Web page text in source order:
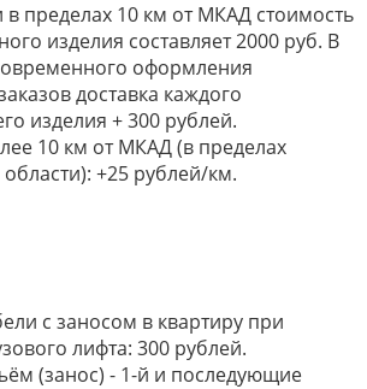
пределах 10 км от МКАД стоимость
изделия составляет 2000 руб. В
оформления
доставка каждого
изделия + 300 рублей.
10 км от МКАД (в пределах
+25 рублей/км.
с заносом в квартиру при
лифта: 300 рублей.
(занос) - 1-й и последующие